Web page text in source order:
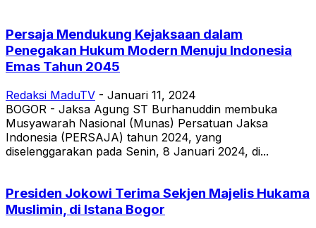
Persaja Mendukung Kejaksaan dalam
Penegakan Hukum Modern Menuju Indonesia
Emas Tahun 2045
Redaksi MaduTV - Januari 11, 2024
BOGOR - Jaksa Agung ST Burhanuddin membuka
Musyawarah Nasional (Munas) Persatuan Jaksa
Indonesia (PERSAJA) tahun 2024, yang
diselenggarakan pada Senin, 8 Januari 2024, di...
Presiden Jokowi Terima Sekjen Majelis Hukama
Muslimin, di Istana Bogor